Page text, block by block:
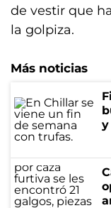
de vestir que
la golpiza.
Más noticias
y